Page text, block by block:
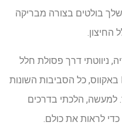
אש לייזר ופצצות שנורו מה-Arwing שלך בולטים בצורה מבריקה
החיצון.
ניווטתי דרך פסולת חלל
בסקטור X או שקוע ב- Blue-Marine באקווס, כל הסביבות השונות
למעשה, הלכתי בדרכים
לראות את כולם.